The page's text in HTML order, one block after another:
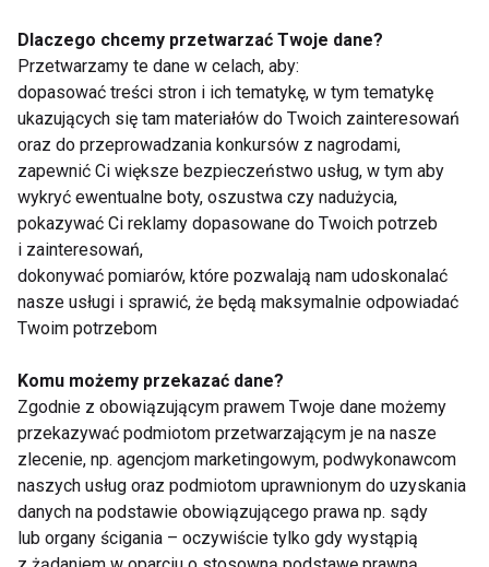
adrenalina i noradrenalina niewątpliwie przyczyniają
się do powstawania wolnych rodników.
Zaobserwowano zmniejszenie stężenia
katecholamin u osób po 3 miesiącach morsowania w
stosunku do tych, które zanurzają się po raz
pierwszy” — wskazuje badaczka.
Wpływ morsowania na gospodarkę
lipidową wyraźniejszy u kobiet
Dr Zuzanna Chęcińska-Maciejewska w swojej pracy
lipidową uprawiających tę aktywność ludzi. Badanie
trwało kilka miesięcy, objęło kobiety i mężczyzn
oddających się regularnie zimowym kąpielom. We
wrześniu, jeszcze przed rozpoczęciem sezonu,
uczestnikom oznaczono stężenie homocysteiny,
frakcji LDL i HDL cholesterolu, trójglicerydów (TG),
Dlaczego chcemy przetwarzać Twoje dane?
Przetwarzamy te dane w celach, aby:
dopasować treści stron i ich tematykę, w tym tematykę
ukazujących się tam materiałów do Twoich zainteresowań
oraz do przeprowadzania konkursów z nagrodami,
zapewnić Ci większe bezpieczeństwo usług, w tym aby
wykryć ewentualne boty, oszustwa czy nadużycia,
pokazywać Ci reklamy dopasowane do Twoich potrzeb
i zainteresowań,
dokonywać pomiarów, które pozwalają nam udoskonalać
nasze usługi i sprawić, że będą maksymalnie odpowiadać
Twoim potrzebom
Komu możemy przekazać dane?
Zgodnie z obowiązującym prawem Twoje dane możemy
przekazywać podmiotom przetwarzającym je na nasze
zlecenie, np. agencjom marketingowym, podwykonawcom
naszych usług oraz podmiotom uprawnionym do uzyskania
danych na podstawie obowiązującego prawa np. sądy
lub organy ścigania – oczywiście tylko gdy wystąpią